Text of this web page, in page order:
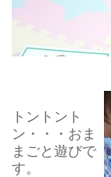
トントント
ン・・・おま
まごと遊びで
す。